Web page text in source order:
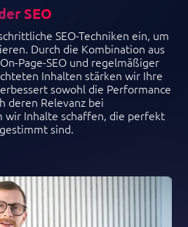
SEO
SEO-Techniken ein, um
Durch die Kombination aus
Page-SEO und regelmäßiger
Inhalten stärken wir Ihre
sowohl die Performance
deren Relevanz bei
wir Inhalte schaffen, die perfekt
sind.